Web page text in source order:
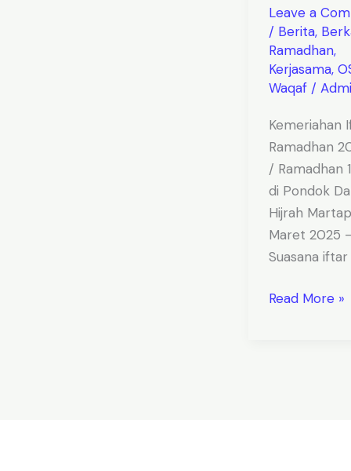
Leave a
/ Berita,
Ramadhan,
Kerjasama,
Waqaf/
Kemeriahan
Ramadhan
/ Ramadhan
di Pondok
Hijrah
Maret 2025
Suasana iftar
Read More »